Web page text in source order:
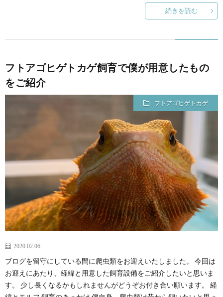
続きを読む
フトアゴヒゲトカゲ飼育で僕が用意したもの
をご紹介
フトアゴヒゲトカゲ
2020.02.06
ブログを留守にしている間に爬虫類をお迎えいたしました。 今回は
お迎えにあたり、経緯と用意した飼育設備をご紹介したいと思いま
す。 少し長くなるかもしれませんがどうぞお付き合い願います。 経